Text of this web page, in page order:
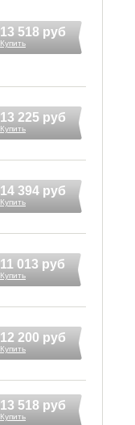
13 518 руб
Купить
13 225 руб
Купить
14 394 руб
Купить
11 013 руб
Купить
12 200 руб
Купить
13 518 руб
Купить